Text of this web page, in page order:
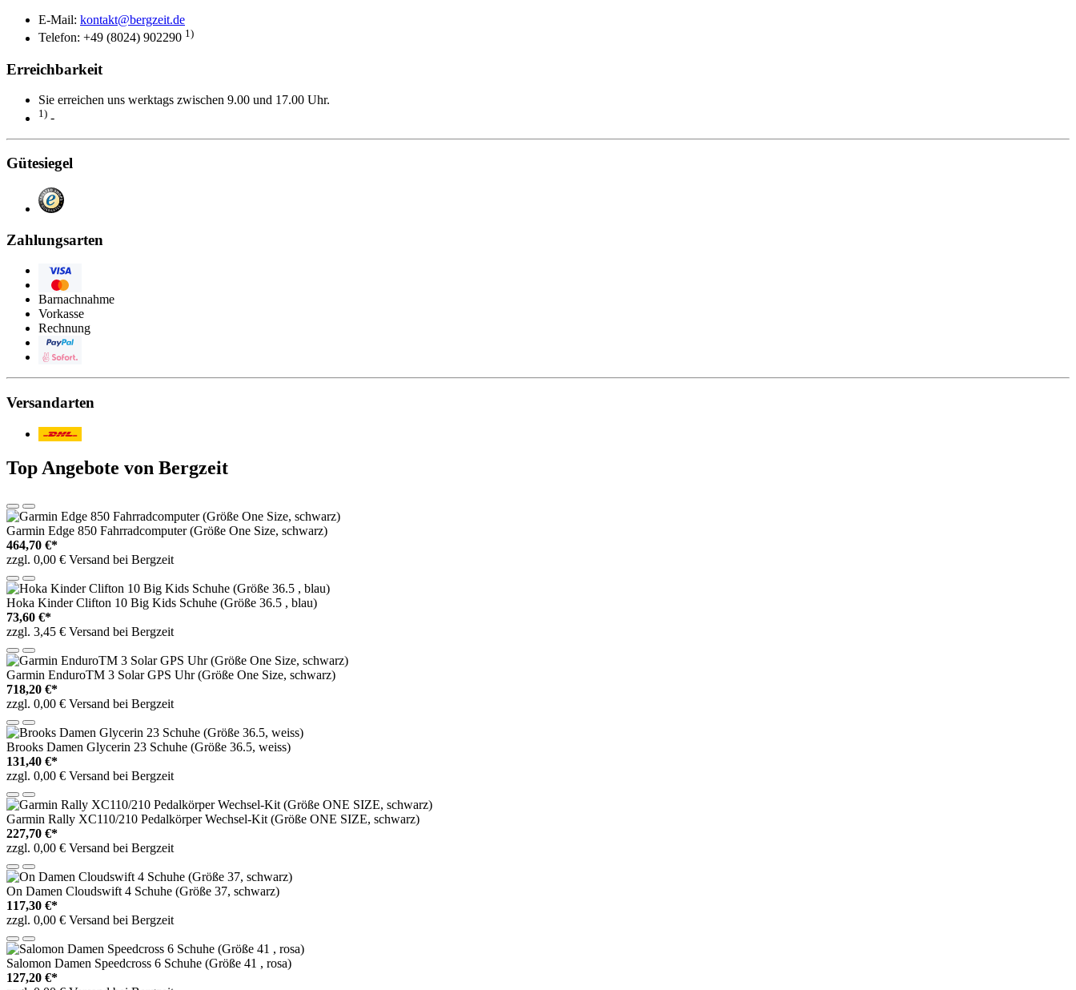
E-Mail: kontakt@bergzeit.de
Telefon: +49 (8024) 902290 1)
Erreichbarkeit
Sie erreichen uns werktags zwischen 9.00 und 17.00 Uhr.
1) -
Gütesiegel
Zahlungsarten
Barnachnahme
Vorkasse
Rechnung
Versandarten
Top Angebote von Bergzeit
Garmin Edge 850 Fahrradcomputer (Größe One Size, schwarz)
464,70 €*
zzgl. 0,00 € Versand bei Bergzeit
Hoka Kinder Clifton 10 Big Kids Schuhe (Größe 36.5 , blau)
73,60 €*
zzgl. 3,45 € Versand bei Bergzeit
Garmin EnduroTM 3 Solar GPS Uhr (Größe One Size, schwarz)
718,20 €*
zzgl. 0,00 € Versand bei Bergzeit
Brooks Damen Glycerin 23 Schuhe (Größe 36.5, weiss)
131,40 €*
zzgl. 0,00 € Versand bei Bergzeit
Garmin Rally XC110/210 Pedalkörper Wechsel-Kit (Größe ONE SIZE, schwarz)
227,70 €*
zzgl. 0,00 € Versand bei Bergzeit
On Damen Cloudswift 4 Schuhe (Größe 37, schwarz)
117,30 €*
zzgl. 0,00 € Versand bei Bergzeit
Salomon Damen Speedcross 6 Schuhe (Größe 41 , rosa)
127,20 €*